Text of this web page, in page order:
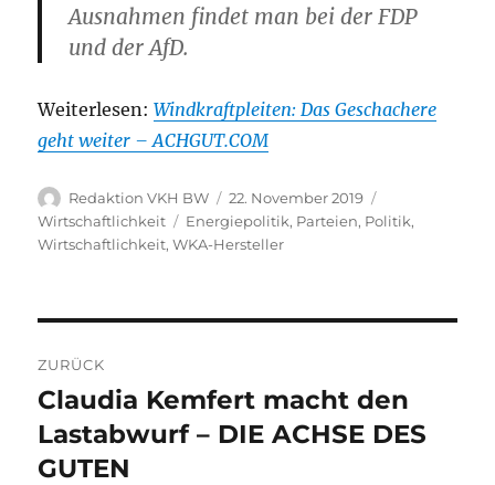
Ausnahmen findet man bei der FDP
und der AfD.
Weiterlesen:Windkraftpleiten: Das Geschachere
geht weiter – ACHGUT.COM
Autor
Redaktion VKH BW
Veröffentlicht
am
22. November 2019
Wirtschaftlichkeit
Schlagwörter
Energiepolitik, Parteien, Politik,
Wirtschaftlichkeit,WKA-Hersteller
ZURÜCK
Vorheriger
Beitrag:
Claudia Kemfert macht den
Lastabwurf – DIE ACHSE DES
GUTEN